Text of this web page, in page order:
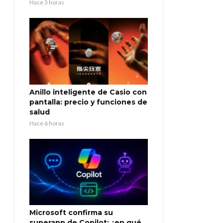
Hace 3 horas
Anillo inteligente de Casio con
pantalla: precio y funciones de
salud
Hace 6 horas
Microsoft confirma su